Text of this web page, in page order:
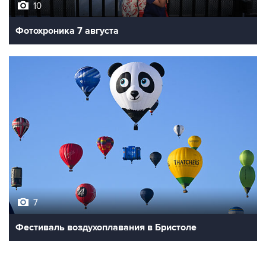
10
Фотохроника 7 августа
7
Фестиваль воздухоплавания в Бристоле